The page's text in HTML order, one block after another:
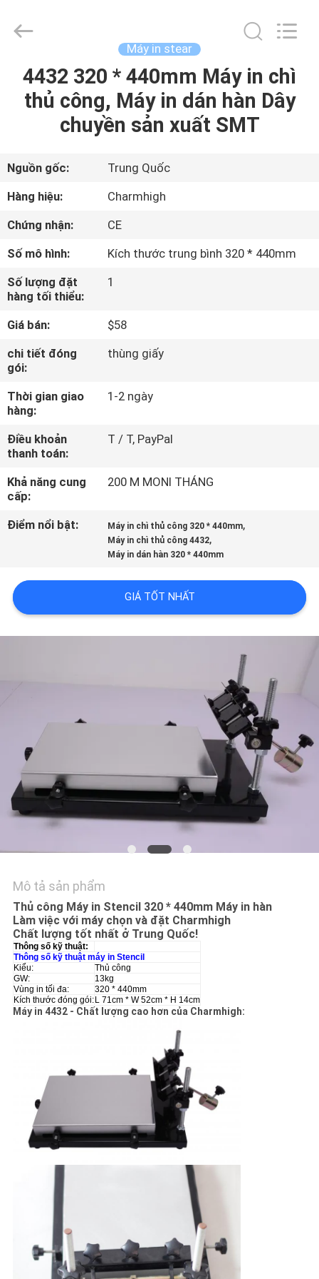
TRANG
CHỦ
SẢN
PHẨM
VỀ
CHÚNG
TÔI
CHUYẾN
THAM
QUAN
NHÀ
MÁY
KIỂM
LƯỢNG
LIÊN
VỚI
TIN
TỨC
SHOPPING
ON
LINE
SƠ
ĐỒ
TRANG
WEB
SÁCH
BẢO
MẬT
2026
Máy in stear
4432 320 * 440mm Máy in chì
thủ công, Máy in dán hàn Dây
chuyền sản xuất SMT
Nguồn gốc:
Trung Quốc
Hàng hiệu:
Charmhigh
Chứng nhận:
CE
Số mô hình:
Kích thước trung bình 320 * 440mm
Số lượng đặt
hàng tối thiểu:
1
Giá bán:
$58
chi tiết đóng
gói:
thùng giấy
Thời gian giao
hàng:
1-2 ngày
Điều khoản
thanh toán:
T / T, PayPal
Khả năng cung
cấp:
200 M MONI THÁNG
Điểm nổi bật: Máy in chì thủ công 320 * 440mm,
Máy in chì thủ công 4432,
Máy in dán hàn 320 * 440mm
GIÁ TỐT NHẤT
Mô tả sản phẩm
Thủ công Máy in Stencil 320 * 440mm Máy in hàn
Làm việc với máy chọn và đặt Charmhigh
Chất lượng tốt nhất ở Trung Quốc!
Thông số kỹ thuật:
Thông số kỹ thuật máy in Stencil
Kiểu:
Thủ công
GW:
13kg
Vùng in tối đa:
320 * 440mm
Kích thước đóng gói: L 71cm * W 52cm * H 14cm
Máy in 4432 - Chất lượng cao hơn của Charmhigh: